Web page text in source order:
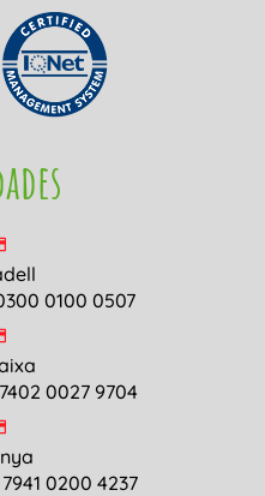
0100 0507
0027 9704
0200 4237